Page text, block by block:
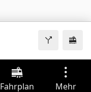
Fahrplan Mehr